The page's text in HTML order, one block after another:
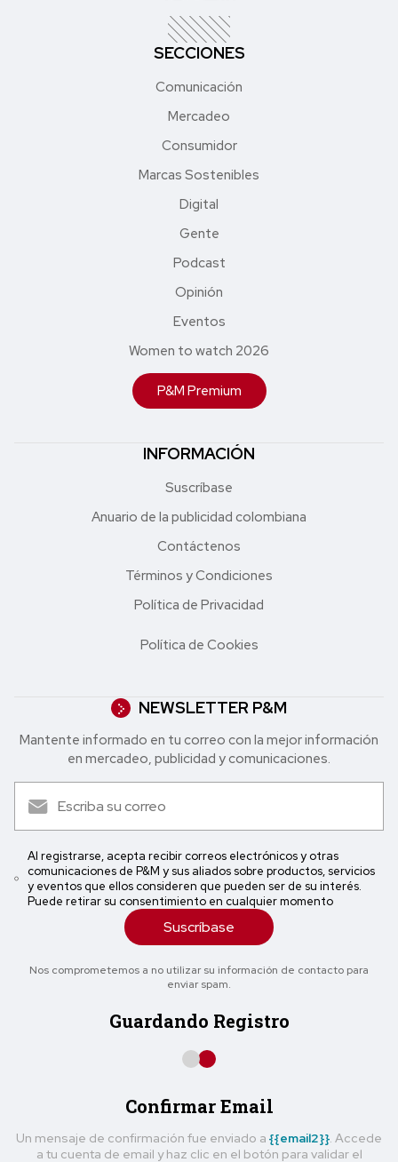
SECCIONES
Comunicación
Mercadeo
Consumidor
Marcas Sostenibles
Digital
Gente
Podcast
Opinión
Eventos
Women to watch 2026
P&M Premium
INFORMACIÓN
Suscríbase
Anuario de la publicidad colombiana
Contáctenos
Términos y Condiciones
Política de Privacidad
Política de Cookies
NEWSLETTER P&M
Mantente informado en tu correo con la mejor in formación
en mercadeo, publicidad y comunicaciones.
Al registrarse, acepta recibir correos electrónicos y otras
comunicaciones de P&M y sus aliados sobre productos, servicios
y eventos que ellos consideren que pueden ser de su interés.
Puede retirar su consentimiento en cualquier momento
Suscríbase
Nos comprometemos a no utilizar su información de contacto para
enviar spam.
Guardando Registro
Confirmar Email
Un mensaje de confirmación fue enviado a {{email2}} . Accede
a tu cuenta de email y haz clic en el botón para validar el